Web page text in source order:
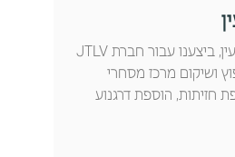
בשכונת בוכמן מודיעין, ביצענו עבור חברת JTLV
ושיקום מרכז מסחרי
חזיתות, הוספת דרגנוע